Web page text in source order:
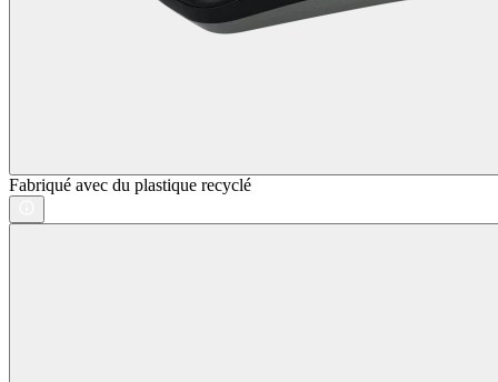
Fabriqué avec du plastique recyclé